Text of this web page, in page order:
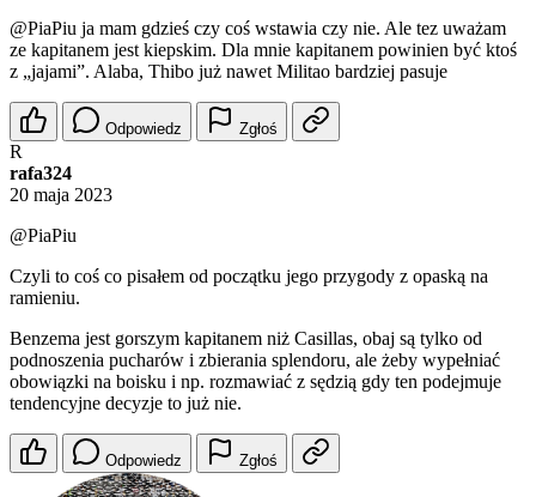
@PiaPiu ja mam gdzieś czy coś wstawia czy nie. Ale tez uważam
ze kapitanem jest kiepskim. Dla mnie kapitanem powinien być ktoś
z „jajami”. Alaba, Thibo już nawet Militao bardziej pasuje
Odpowiedz Zgłoś
R
rafa324
20 maja 2023
@PiaPiu
Czyli to coś co pisałem od początku jego przygody z opaską na
ramieniu.
Benzema jest gorszym kapitanem niż Casillas, obaj są tylko od
podnoszenia pucharów i zbierania splendoru, ale żeby wypełniać
obowiązki na boisku i np. rozmawiać z sędzią gdy ten podejmuje
tendencyjne decyzje to już nie.
Odpowiedz Zgłoś